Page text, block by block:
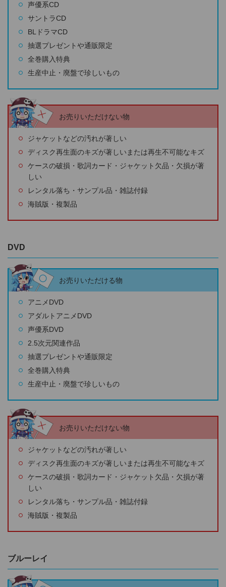
声優系CD
サントラCD
BLドラマCD
抽選プレゼントや通販限定
全巻購入特典
生産中止・廃盤で珍しいもの
お売りいただけない物
ジャケットなどの汚れが著しい
ディスク再生面のキズが著しいまたは再生不可能なキズ
ケースの破損・歌詞カード・ジャケット欠品・欠損が著
しい
レンタル落ち・サンプル品・雑誌付録
海賊版・複製品
DVD
お売りいただける物
アニメDVD
アダルトアニメDVD
声優系DVD
2.5次元関連作品
抽選プレゼントや通販限定
全巻購入特典
生産中止・廃盤で珍しいもの
お売りいただけない物
ジャケットなどの汚れが著しい
ディスク再生面のキズが著しいまたは再生不可能なキズ
ケースの破損・歌詞カード・ジャケット欠品・欠損が著
しい
レンタル落ち・サンプル品・雑誌付録
海賊版・複製品
ブルーレイ